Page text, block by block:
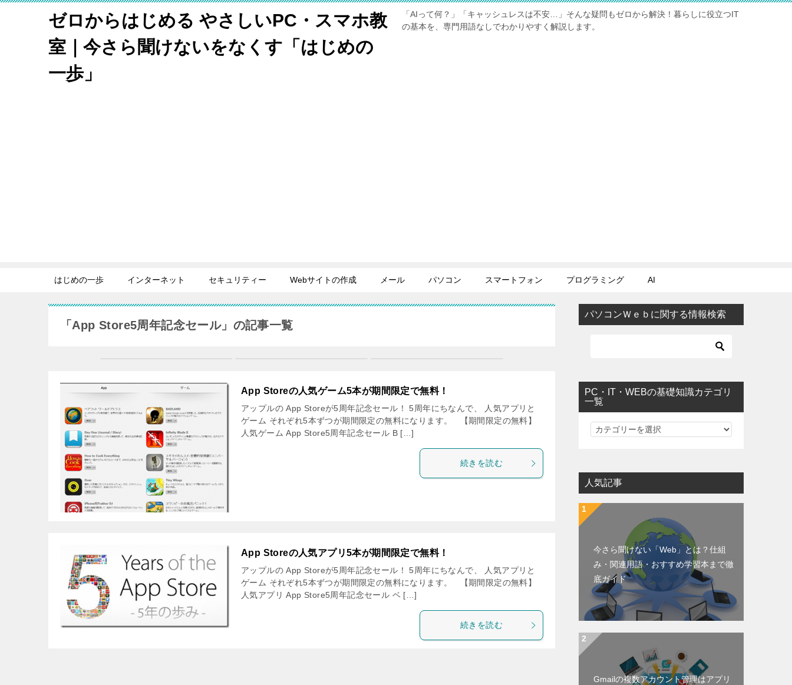
ゼロからはじめる やさしいPC・スマホ教
室｜今さら聞けないをなくす「はじめの
一歩」
「AIって何？」「キャッシュレスは不安…」そんな疑問もゼロから解決！暮らしに役立つIT
の基本を、専門用語なしでわかりやすく解説します。
はじめの一歩 インターネット セキュリティー Webサイトの作成 メール パソコン スマートフォン プログラミング AI
「App Store5周年記念セール」の記事一覧
App Storeの人気ゲーム5本が期間限定で無料！
アップルの App Storeが5周年記念セール！ 5周年にちなんで、 人気アプリと
ゲーム それぞれ5本ずつが期間限定の無料になります。 【期間限定の無料】
人気ゲーム App Store5周年記念セール B […]
続きを読む
App Storeの人気アプリ5本が期間限定で無料！
アップルの App Storeが5周年記念セール！ 5周年にちなんで、 人気アプリと
ゲーム それぞれ5本ずつが期間限定の無料になります。 【期間限定の無料】
人気アプリ App Store5周年記念セール ベ […]
続きを読む
パソコンＷｅｂに関する情報検索
PC・IT・WEBの基礎知識カテゴリ
一覧
PC・IT・WEBの基礎知識カテゴリ一覧
人気記事
今さら聞けない「Web」とは？仕組
み・関連用語・おすすめ学習本まで徹
底ガイド
Gmailの複数アカウント管理はアプリ